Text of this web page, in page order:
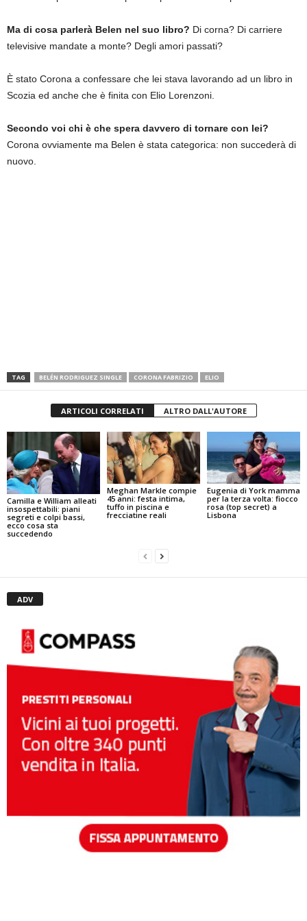
Ma di cosa parlerà Belen nel suo libro? Di corna? Di carriere
televisive mandate a monte? Degli amori passati?
È stato Corona a confessare che lei stava lavorando ad un libro in
Scozia ed anche che è finita con Elio Lorenzoni.
Secondo voi chi è che spera davvero di tornare con lei?
Corona ovviamente ma Belen è stata categorica: non succederà di
nuovo.
TAG BELÉN RODRIGUEZ SINGLE CORONA FABRIZIO ELIO
ARTICOLI CORRELATI ALTRO DALL'AUTORE
Camilla e William alleati
insospettabili: piani
segreti e colpi bassi,
ecco cosa sta
succedendo
Meghan Markle compie
45 anni: festa intima,
tuffo in piscina e
frecciatine reali
Eugenia di York mamma
per la terza volta: fiocco
rosa (top secret) a
Lisbona
ADV